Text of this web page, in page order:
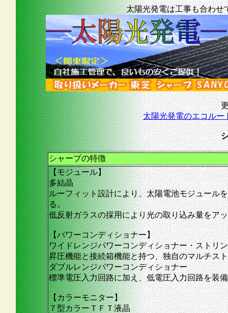
太陽光発電は工事も合わせ
太陽光発電のエコルー
シャープの特徴
【モジュール】
多結晶
ルーフィット設計により、太陽電池モジュール
る。
低反射ガラスの採用により光の取り込み量をア
【パワーコンディショナー】
ワイドレンジパワーコンディショナー・ストリ
昇圧機能と接続箱機能と持つ、独自のマルチス
ダブルレンジパワーコンディショナー
標準電圧入力回路に加え、低電圧入力回路を装備
【カラーモニター】
７型カラーＴＦＴ液晶